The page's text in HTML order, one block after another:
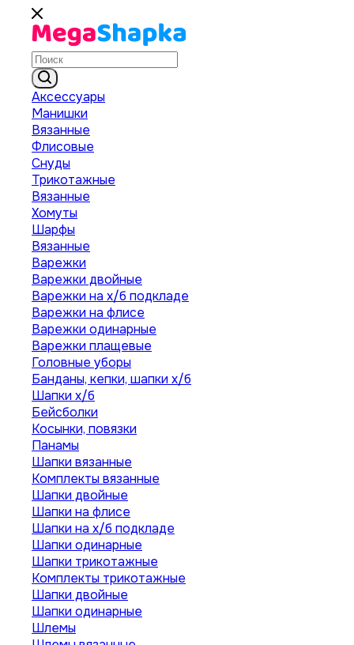
Аксессуары
Манишки
Вязанные
Флисовые
Снуды
Трикотажные
Вязанные
Хомуты
Шарфы
Вязанные
Варежки
Варежки двойные
Варежки на х/б подкладе
Варежки на флисе
Варежки одинарные
Варежки плащевые
Головные уборы
Банданы, кепки, шапки х/б
Шапки х/б
Бейсболки
Косынки, повязки
Панамы
Шапки вязанные
Комплекты вязанные
Шапки двойные
Шапки на флисе
Шапки на х/б подкладе
Шапки одинарные
Шапки трикотажные
Комплекты трикотажные
Шапки двойные
Шапки одинарные
Шлемы